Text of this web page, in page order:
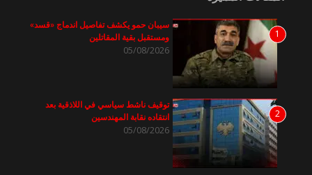
1
سيبان حمو يكشف تفاصيل اندماج «قسد»
ومستقبل بقية المقاتلين
05/08/2026
2
توقيف ناشط سياسي في اللاذقية بعد
انتقاده نقابة المهندسين
05/08/2026